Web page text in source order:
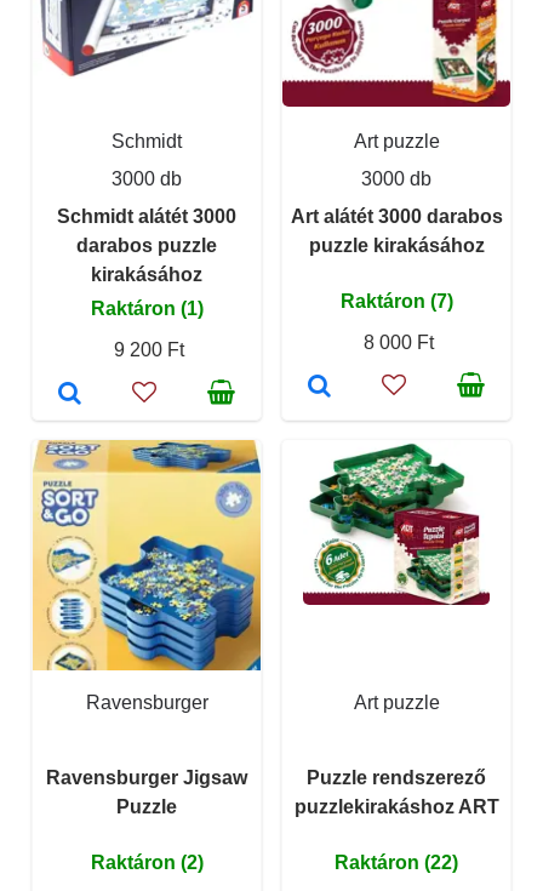
Schmidt
3000 db
Schmidt alátét 3000
darabos puzzle
kirakásához
Raktáron (1)
9 200 Ft
Art puzzle
3000 db
Art alátét 3000 darabos
puzzle kirakásához
Raktáron (7)
8 000 Ft
Ravensburger
Ravensburger Jigsaw
Puzzle
Raktáron (2)
Art puzzle
Puzzle rendszerező
puzzlekirakáshoz ART
Raktáron (22)